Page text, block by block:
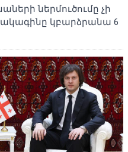
ներմուծումը չի
կբարձրանա 6